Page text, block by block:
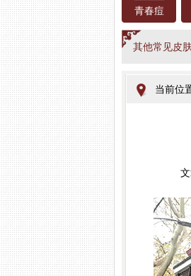
青春痘
其他常见皮
当前位